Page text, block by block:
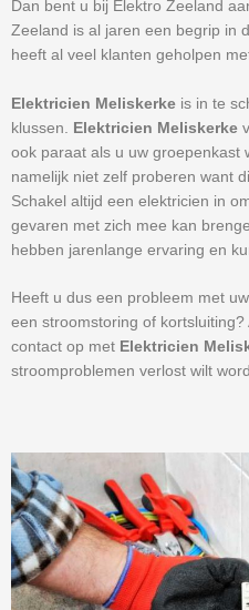
Dan bent u bij Elektro Zeeland
Zeeland is al jaren een begrip in
heeft al veel klanten geholpen
Elektricien Meliskerke is in te
klussen. Elektricien Meliskerke
ook paraat als u uw groepenkast
namelijk niet zelf proberen want
Schakel altijd een elektricien in
gevaren met zich mee kan
hebben jarenlange ervaring en
Heeft u dus een probleem met
een stroomstoring of
contact op met Elektricien
stroomproblemen verlost wilt